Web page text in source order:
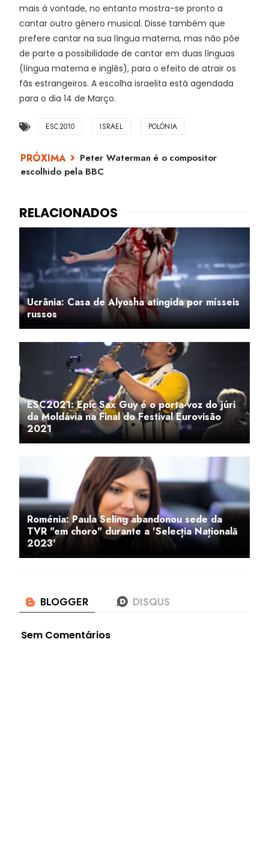
mais à vontade, no entanto mostra-se pronto a
cantar outro género musical. Disse também que
prefere cantar na sua língua materna, mas não põe
de parte a possibilidade de cantar em duas línguas
(língua materna e inglês), para o efeito de atrair os
fãs estrangeiros. A escolha israelita está agendada
para o dia 14 de Março.
ESC2010 ISRAEL POLÓNIA
Peter Waterman é o compositor
escolhido pela BBC
Ucrânia: Casa de Alyosha atingida por mísseis
russos
ESC2021: Epic Sax Guy é o porta-voz do júri
da Moldávia na Final do Festival Eurovisão
2021
Roménia: Paula Seling abandonou sede da
TVR "em choro" durante a 'Selecția Națională
2023'
Sem Comentários